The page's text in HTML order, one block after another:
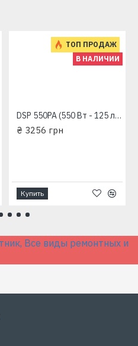
ТОП ПРОДАЖ
В НАЛИЧИИ
DSP 550PA (550 Вт - 125 л/мин - напор 7,5 м - медь) "Насосы+Оборудование" Дренажный насос
₴ 3256 грн
Купить